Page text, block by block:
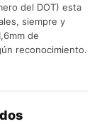
del DOT) esta
siempre y
de
reconocimiento.